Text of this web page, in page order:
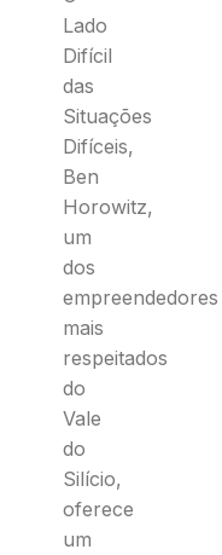
Lado
Difícil
das
Situações
Difíceis,
Ben
Horowitz,
um
dos
empreendedores
mais
respeitados
do
Vale
do
Silício,
oferece
um